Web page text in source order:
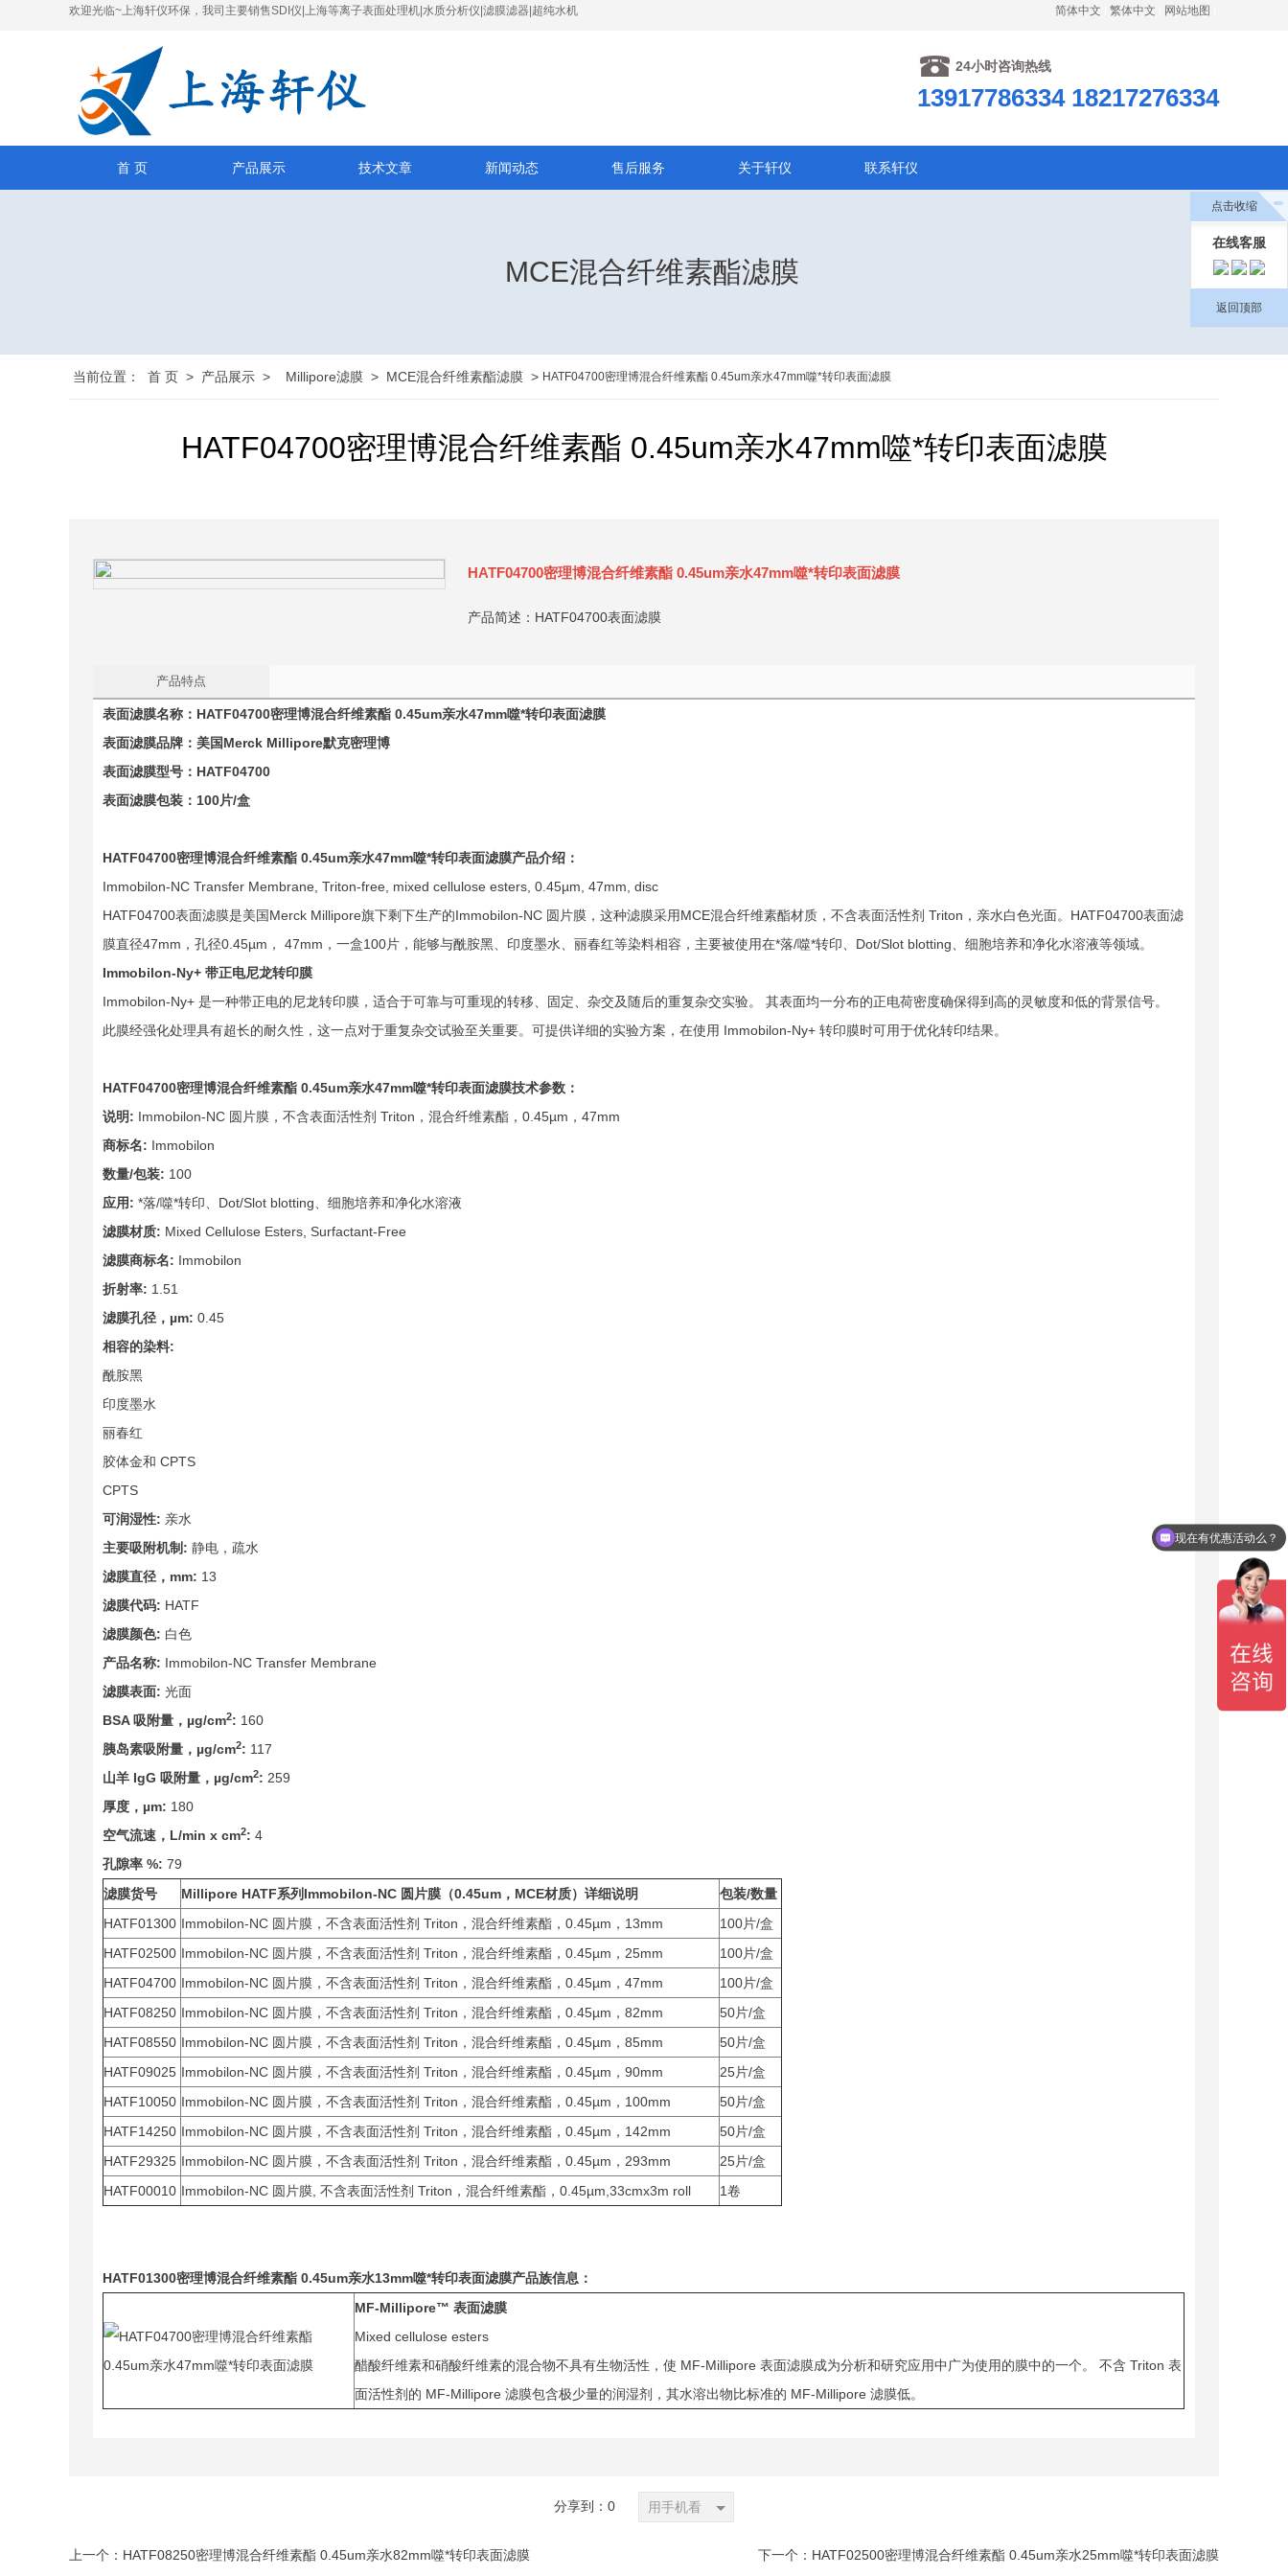
欢迎光临~上海轩仪环保，我司主要销售SDI仪|上海等离子表面处理机|水质分析仪|滤膜滤器|超纯水机 简体中文 繁体中文 网站地图
24小时咨询热线
13917786334 18217276334
首 页 产品展示 技术文章 新闻动态 售后服务 关于轩仪 联系轩仪
MCE混合纤维素酯滤膜
当前位置： 首 页 > 产品展示 > Millipore滤膜 > MCE混合纤维素酯滤膜 > HATF04700密理博混合纤维素酯 0.45um亲水47mm噬*转印表面滤膜
HATF04700密理博混合纤维素酯 0.45um亲水47mm噬*转印表面滤膜
HATF04700密理博混合纤维素酯 0.45um亲水47mm噬*转印表面滤膜
产品简述：HATF04700表面滤膜
产品特点
表面滤膜名称： HATF04700密理博混合纤维素酯 0.45um亲水47mm噬*转印表面滤膜
表面滤膜品牌：美国Merck Millipore默克密理博
表面滤膜型号： HATF04700
表面滤膜包装：100片/盒
HATF04700密理博混合纤维素酯 0.45um亲水47mm噬*转印表面滤膜产品介绍：
Immobilon-NC Transfer Membrane, Triton-free, mixed cellulose esters, 0.45µm, 47mm, disc
HATF04700表面滤膜是美国Merck Millipore旗下剩下生产的Immobilon-NC 圆片膜，这种滤膜采用MCE混合纤维素酯材质，不含表面活性剂 Triton，亲水白色光面。HATF04700表面滤
膜直径47mm，孔径0.45µm， 47mm，一盒100片，能够与酰胺黑、印度墨水、丽春红等染料相容，主要被使用在*落/噬*转印、Dot/Slot blotting、细胞培养和净化水溶液等领域。
Immobilon-Ny+ 带正电尼龙转印膜
Immobilon-Ny+ 是一种带正电的尼龙转印膜，适合于可靠与可重现的转移、固定、杂交及随后的重复杂交实验。 其表面均一分布的正电荷密度确保得到高的灵敏度和低的背景信号。
此膜经强化处理具有超长的耐久性，这一点对于重复杂交试验至关重要。可提供详细的实验方案，在使用 Immobilon-Ny+ 转印膜时可用于优化转印结果。
HATF04700密理博混合纤维素酯 0.45um亲水47mm噬*转印表面滤膜技术参数：
说明: Immobilon-NC 圆片膜，不含表面活性剂 Triton，混合纤维素酯，0.45µm，47mm
商标名: Immobilon
数量/包装: 100
应用: *落/噬*转印、Dot/Slot blotting、细胞培养和净化水溶液
滤膜材质: Mixed Cellulose Esters, Surfactant-Free
滤膜商标名: Immobilon
折射率: 1.51
滤膜孔径，µm: 0.45
相容的染料:
酰胺黑
印度墨水
丽春红
胶体金和 CPTS
CPTS
可润湿性: 亲水
主要吸附机制: 静电，疏水
滤膜直径，mm: 13
滤膜代码: HATF
滤膜颜色: 白色
产品名称: Immobilon-NC Transfer Membrane
滤膜表面: 光面
BSA吸附量，µg/cm2: 160
胰岛素吸附量，µg/cm2: 117
山羊 IgG 吸附量，µg/cm2: 259
厚度，µm: 180
空气流速，L/min x cm2: 4
孔隙率 %: 79
滤膜货号
Millipore HATF系列Immobilon-NC 圆片膜（0.45um，MCE材质）详细说明
包装/数量
HATF01300 Immobilon-NC 圆片膜，不含表面活性剂 Triton，混合纤维素酯，0.45µm，13mm
100片/盒
HATF02500 Immobilon-NC 圆片膜，不含表面活性剂 Triton，混合纤维素酯，0.45µm，25mm
100片/盒
HATF04700 Immobilon-NC 圆片膜，不含表面活性剂 Triton，混合纤维素酯，0.45µm，47mm
100片/盒
HATF08250 Immobilon-NC 圆片膜，不含表面活性剂 Triton，混合纤维素酯，0.45µm，82mm
50片/盒
HATF08550 Immobilon-NC 圆片膜，不含表面活性剂 Triton，混合纤维素酯，0.45µm，85mm
50片/盒
HATF09025 Immobilon-NC 圆片膜，不含表面活性剂 Triton，混合纤维素酯，0.45µm，90mm
25片/盒
HATF10050 Immobilon-NC 圆片膜，不含表面活性剂 Triton，混合纤维素酯，0.45µm，100mm
50片/盒
HATF14250 Immobilon-NC 圆片膜，不含表面活性剂 Triton，混合纤维素酯，0.45µm，142mm
50片/盒
HATF29325 Immobilon-NC 圆片膜，不含表面活性剂 Triton，混合纤维素酯，0.45µm，293mm
25片/盒
HATF00010 Immobilon-NC 圆片膜, 不含表面活性剂 Triton，混合纤维素酯，0.45µm,33cmx3m roll 1卷
HATF01300密理博混合纤维素酯 0.45um亲水13mm噬*转印表面滤膜产品族信息：
MF-Millipore™ 表面滤膜
Mixed cellulose esters
醋酸纤维素和硝酸纤维素的混合物不具有生物活性，使 MF-Millipore 表面滤膜成为分析和研究应用中广为使用的膜中的一个。 不含 Triton 表
面活性剂的 MF-Millipore 滤膜包含极少量的润湿剂，其水溶出物比标准的 MF-Millipore 滤膜低。
分享到： 0 用手机看
上一个： HATF08250密理博混合纤维素酯 0.45um亲水82mm噬*转印表面滤膜 下一个： HATF02500密理博混合纤维素酯 0.45um亲水25mm噬*转印表面滤膜
点击收缩
在线客服
返回顶部
可以介绍下你们的产品么？
现在有优惠活动么？